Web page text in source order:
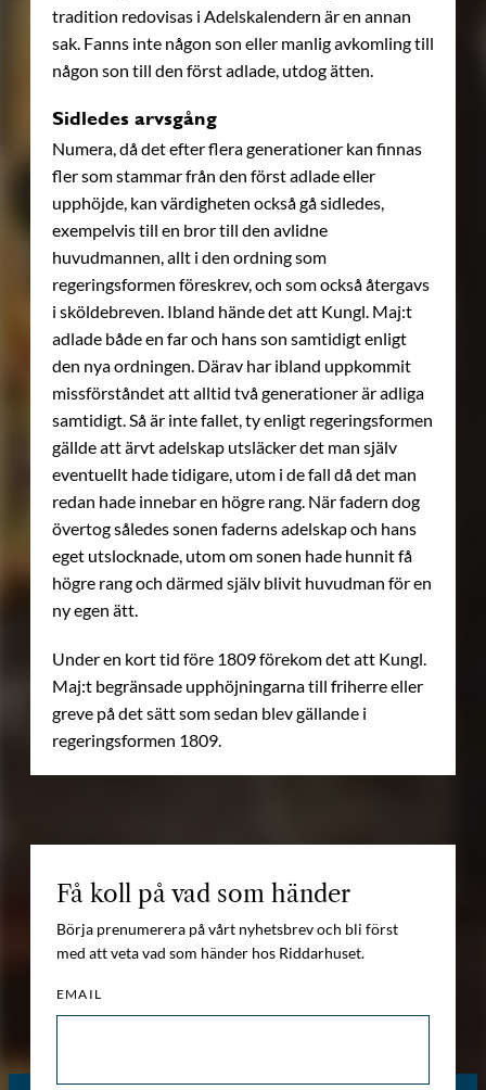
tradition redovisas i Adelskalendern är en annan
sak. Fanns inte någon son eller manlig avkomling till
någon son till den först adlade, utdog ätten.
Sidledes arvsgång
Numera, då det efter flera generationer kan finnas
fler som stammar från den först adlade eller
upphöjde, kan värdigheten också gå sidledes,
exempelvis till en bror till den avlidne
huvudmannen, allt i den ordning som
regeringsformen föreskrev, och som också återgavs
i sköldebreven. Ibland hände det att Kungl. Maj:t
adlade både en far och hans son samtidigt enligt
den nya ordningen. Därav har ibland uppkommit
missförståndet att alltid två generationer är adliga
samtidigt. Så är inte fallet, ty enligt regeringsformen
gällde att ärvt adelskap utsläcker det man själv
eventuellt hade tidigare, utom i de fall då det man
redan hade innebar en högre rang. När fadern dog
övertog således sonen faderns adelskap och hans
eget utslocknade, utom om sonen hade hunnit få
högre rang och därmed själv blivit huvudman för en
ny egen ätt.
Under en kort tid före 1809 förekom det att Kungl.
Maj:t begränsade upphöjningarna till friherre eller
greve på det sätt som sedan blev gällande i
regeringsformen 1809.
Få koll på vad som händer
Börja prenumerera på vårt nyhetsbrev och bli först
med att veta vad som händer hos Riddarhuset.
EMAIL